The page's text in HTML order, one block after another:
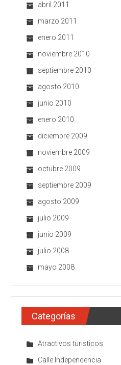
abril 2011
marzo 2011
enero 2011
noviembre 2010
septiembre 2010
agosto 2010
junio 2010
enero 2010
diciembre 2009
noviembre 2009
octubre 2009
septiembre 2009
agosto 2009
julio 2009
junio 2009
julio 2008
mayo 2008
Categorías
Atractivos turisticos
Calle Independencia